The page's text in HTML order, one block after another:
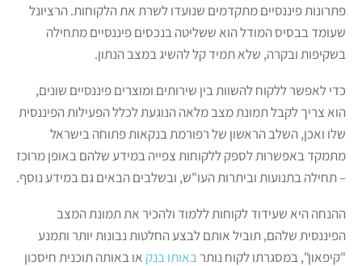
פתרונות פיננסיים מתקדמים שנועדו לשרת את הלקוחות. הרציונל
שעומד בבסיס המודל הוא ששליטה בנכסים פיננסיים מתחילה
בשקיפות ובקרה, שלא תמיד קל להשיג במצב הנתון.
כדי לאפשר ללקוח להשוות בין שירותים ומוצרים פיננסיים שונים,
הוא צריך לקבל תמונת מצב מלאה הנוגעת לכלל הפעילות הפיננסית
שלו ואכן, השלב הראשון של רפורמת בנקאות פתוחה בישראל
מתמקד באפשרות לספק ללקוחות צפייה במידע שלהם באופן מרוכז
– תחילה בתנועות וביתרות העו"ש, ובשלבים הבאים גם במידע נוסף.
ההנחה היא שעידוד לקוחות ללמוד ולהכיר את תמונת המצב
הפיננסית שלהם, תוביל אותם לבצע החלטות נבונות יותר ותמנע
"קיפאון", במסגרתו לקוח נותרבאותו בנק או באותה תוכנית חיסכון